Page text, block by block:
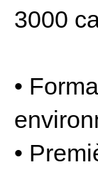
3000
•
•